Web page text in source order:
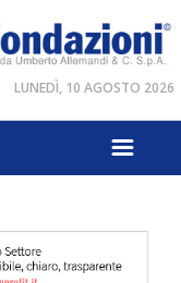
LUNEDÌ, 10 AGOSTO 2026